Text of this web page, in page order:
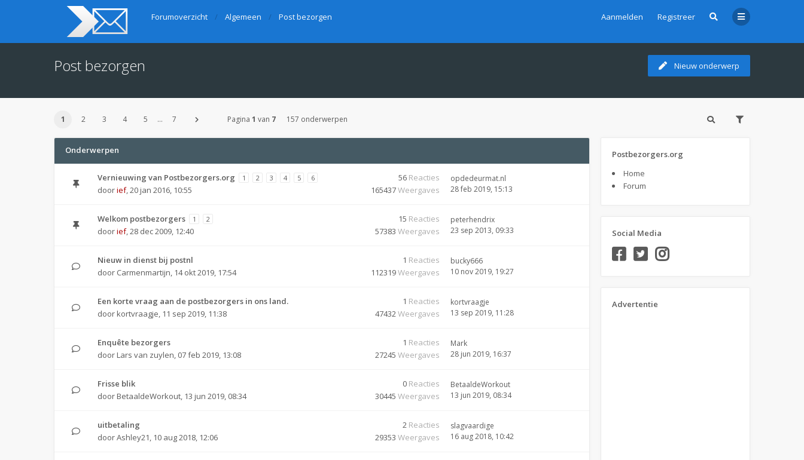
Aanmelden Registreer
Forumoverzicht Algemeen Post bezorgen
Post bezorgen Nieuw onderwerp
1 2 3 4 5 … 7 Pagina 1 van 7 157 onderwerpen
Onderwerpen
Vernieuwing van Postbezorgers.org 1 2 3 4 5 6
doorief,20 jan 2016, 10:55
56 Reacties
165437Weergaves
opdedeurmat.nl
28 feb 2019, 15:13
Welkom postbezorgers 1 2
doorief,28 dec 2009, 12:40
15 Reacties
57383 Weergaves
peterhendrix
23 sep 2013, 09:33
Nieuw in dienst bij postnl
door Carmenmartijn, 14 okt 2019, 17:54
1 Reacties
112319Weergaves
bucky666
10 nov 2019, 19:27
Een korte vraag aan de postbezorgers in ons land.
door kortvraagje, 11 sep 2019, 11:38
1 Reacties
47432Weergaves
kortvraagje
13 sep 2019, 11:28
Enquête bezorgers
door Lars van zuylen, 07 feb 2019, 13:08
1 Reacties
27245 Weergaves
Mark
28 jun 2019, 16:37
Frisse blik
door BetaaldeWorkout, 13 jun 2019, 08:34
0 Reacties
30445 Weergaves
BetaaldeWorkout
13 jun 2019, 08:34
uitbetaling
doorAshley21, 10 aug 2018, 12:06
2 Reacties
29353 Weergaves
slagvaardige
16 aug 2018, 10:42
Postbezorgers.org
Home
Forum
Social Media
Advertentie